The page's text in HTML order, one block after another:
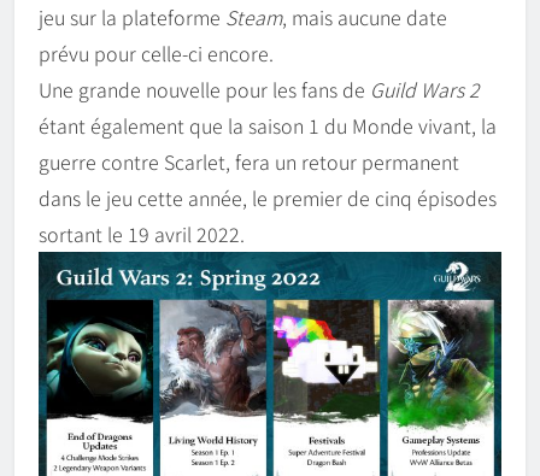
jeu sur la plateforme Steam, mais aucune date
prévu pour celle-ci encore.
Une grande nouvelle pour les fans de Guild Wars 2
étant également que la saison 1 du Monde vivant, la
guerre contre Scarlet, fera un retour permanent
dans le jeu cette année, le premier de cinq épisodes
sortant le 19 avril 2022.